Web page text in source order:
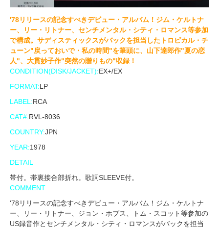
'78リリースの記念すべきデビュー・アルバム！ジム・ケルトナ
ー、リー・リトナー、センチメンタル・シティ・ロマンス等参加
で構成。サディスティックスがバックを担当したトロピカル・チ
ューン"戻っておいで・私の時間"を筆頭に、山下達郎作"夏の恋
人"、大貫妙子作"突然の贈りもの"収録！
CONDITION(DISK/JACKET):EX+/EX
FORMAT:LP
LABEL:RCA
CAT#:RVL-8036
COUNTRY:JPN
YEAR:1978
DETAIL
帯付。帯裏接合部折れ。歌詞SLEEVE付。
COMMENT
'78リリースの記念すべきデビュー・アルバム！ジム・ケルトナ
ー、リー・リトナー、ジョン・ホブス、トム・スコット等参加の
US録音作とセンチメンタル・シティ・ロマンスがバックを担当